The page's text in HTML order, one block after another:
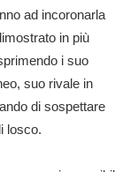
ad incoronarla
in più
i suo
suo rivale in
di sospettare
losco.